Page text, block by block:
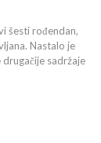
šesti rođendan,
Nastalo je
sadržaje